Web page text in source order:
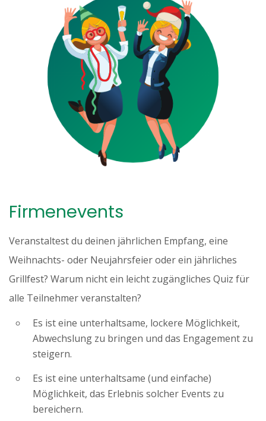
Firmenevents
Veranstaltest du deinen jährlichen Empfang, eine
Weihnachts- oder Neujahrsfeier oder ein jährliches
Grillfest? Warum nicht ein leicht zugängliches Quiz für
alle Teilnehmer veranstalten?
Es ist eine unterhaltsame, lockere Möglichkeit,
Abwechslung zu bringen und das Engagement zu
steigern.
Es ist eine unterhaltsame (und einfache)
Möglichkeit, das Erlebnis solcher Events zu
bereichern.